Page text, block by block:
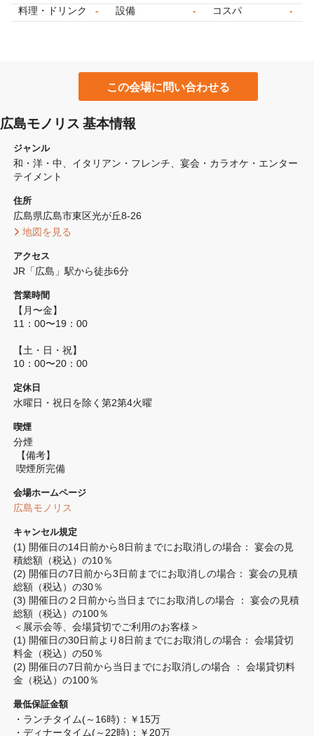
料理・ドリンク - 設備 - コスパ -
この会場に問い合わせる
広島モノリス 基本情報
ジャンル
和・洋・中 イタリアン・フレンチ
宴会・カラオケ・エンター
テイメント
住所
広島県広島市東区光が丘8-26
地図を見る
アクセス
JR「広島」駅から徒歩6分
営業時間
【月〜金】
11：00〜19：00
【土・日・祝】
10：00〜20：00
定休日
水曜日・祝日を除く第2第4火曜
喫煙
分煙
【備考】
喫煙所完備
会場ホームページ
広島モノリス
キャンセル規定
(1) 開催日の14日前から8日前までにお取消しの場合： 宴会の見
積総額（税込）の10％
(2) 開催日の7日前から3日前までにお取消しの場合： 宴会の見積
総額（税込）の30％
(3) 開催日の２日前から当日までにお取消しの場合 ： 宴会の見積
総額（税込）の100％
＜展示会等、会場貸切でご利用のお客様＞
(1) 開催日の30日前より8日前までにお取消しの場合： 会場貸切
料金（税込）の50％
(2) 開催日の7日前から当日までにお取消しの場合 ： 会場貸切料
金（税込）の100％
最低保証金額
・ランチタイム(～16時)：￥15万
・ディナータイム(～22時)：￥20万